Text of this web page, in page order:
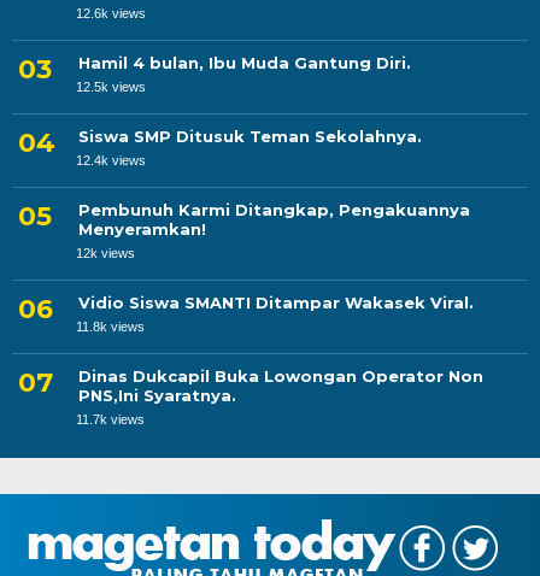
12.6k views
Hamil 4 bulan, Ibu Muda Gantung Diri.
12.5k views
Siswa SMP Ditusuk Teman Sekolahnya.
12.4k views
Pembunuh Karmi Ditangkap, Pengakuannya
Menyeramkan!
12k views
Vidio Siswa SMANTI Ditampar Wakasek Viral.
11.8k views
Dinas Dukcapil Buka Lowongan Operator Non
PNS,Ini Syaratnya.
11.7k views